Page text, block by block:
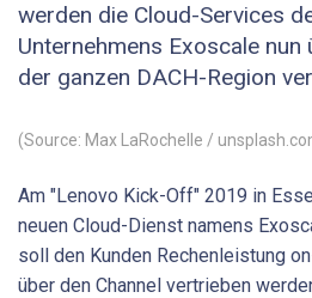
werden die Cloud-Services
Unternehmens Exoscale nun
der ganzen DACH-Region
(Source: Max LaRochelle /
Am "Lenovo Kick-Off" 2019 in
neuen Cloud-Dienst namens
soll den Kunden Rechenleistung
über den Channel vertrieben